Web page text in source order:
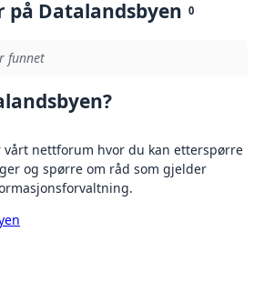
på Datalandsbyen 0
funnet
vårt nettforum hvor du kan etterspørre
og spørre om råd som gjelder